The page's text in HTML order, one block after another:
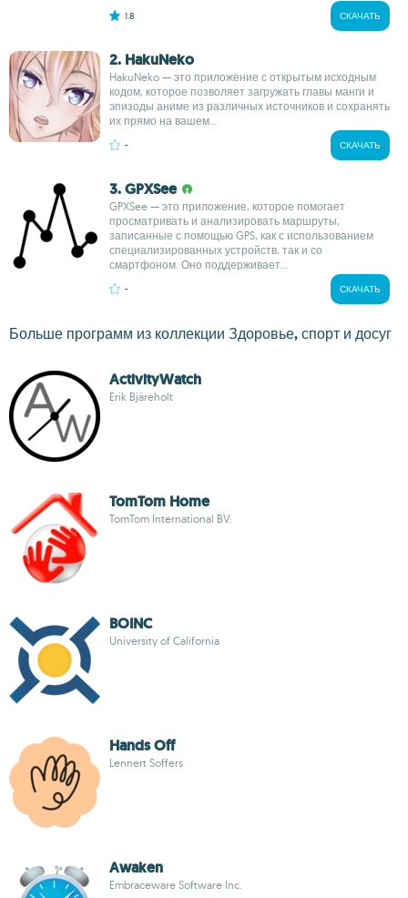
1.8 СКАЧАТЬ
2. HakuNeko
HakuNeko — это приложение с открытым исходным
кодом, которое позволяет загружать главы манги и
эпизоды аниме из различных источников и сохранять
их прямо на вашем...
- СКАЧАТЬ
3. GPXSee
GPXSee — это приложение, которое помогает
просматривать и анализировать маршруты,
записанные с помощью GPS, как с использованием
специализированных устройств, так и со
смартфоном. Оно поддерживает...
- СКАЧАТЬ
Больше программ из коллекции Здоровье, спорт и досуг
ActivityWatch
Erik Bjäreholt
TomTom Home
TomTom International BV.
BOINC
University of California
Hands Off
Lennert Soffers
Awaken
Embraceware Software Inc.